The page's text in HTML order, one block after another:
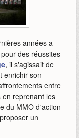
années a
des réussites
, il s'agissait de
enrichir son
entre
reprenant les
du MMO d'action
un